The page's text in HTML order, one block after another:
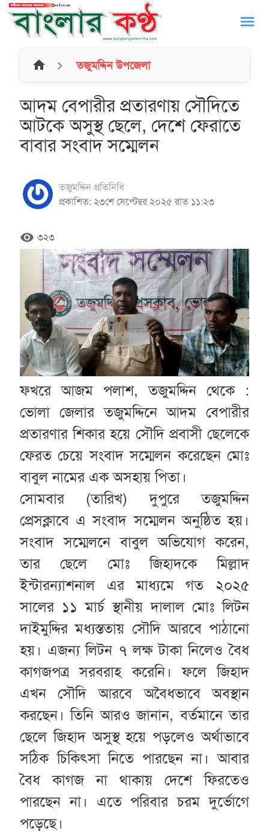
menu
home তজুমদ্দিন উপজেলা
আদম বেপারীর প্রতারণায় সৌদিতে
আটকে অসুস্থ ছেলে, দেশে ফেরাতে
বাবার সংবাদ সম্মেলন
তজুমদ্দিন প্রতিনিধি
প্রকাশিত: ২৩শে সেপ্টেম্বর ২০২৫ রাত ১১:২৩
remove_red_eye ৩২৩
ফখরে আজম পলাশ, তজুমদ্দিন থেকে :
ভোলা জেলার তজুমদ্দিনে আদম বেপারীর
প্রতারণার শিকার হয়ে সৌদি প্রবাসী ছেলেকে
ফেরত চেয়ে সংবাদ সম্মেলন করেছেন মোঃ
বাবুল নামের এক অসহায় পিতা।
সোমবার (তারিখ) দুপুরে তজুমদ্দিন
প্রেসক্লাবে এ সংবাদ সম্মেলন অনুষ্ঠিত হয়।
সংবাদ সম্মেলনে বাবুল অভিযোগ করেন,
তার ছেলে মোঃ জিহাদকে মিল্লাদ
ইন্টারন্যাশনাল এর মাধ্যমে গত ২০২৫
সালের ১১ মার্চ স্থানীয় দালাল মোঃ লিটন
দাইমুদ্দির মধ্যস্ততায় সৌদি আরবে পাঠানো
হয়। এজন্য লিটন ৭ লক্ষ টাকা নিলেও বৈধ
কাগজপত্র সরবরাহ করেনি। ফলে জিহাদ
এখন সৌদি আরবে অবৈধভাবে অবস্থান
করছেন। তিনি আরও জানান, বর্তমানে তার
ছেলে জিহাদ অসুস্থ হয়ে পড়লেও অর্থাভাবে
সঠিক চিকিৎসা নিতে পারছেন না। আবার
বৈধ কাগজ না থাকায় দেশে ফিরতেও
পারছেন না। এতে পরিবার চরম দুর্ভোগে
পড়েছে।